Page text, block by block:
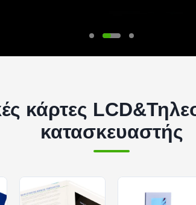
κάρτες
κατασκευαστής